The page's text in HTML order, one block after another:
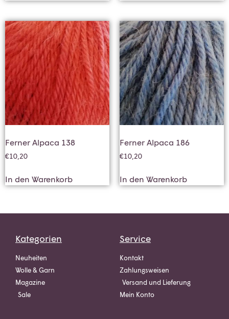
Ferner Alpaca 138
€10,20
In den Warenkorb
Ferner Alpaca 186
€10,20
In den Warenkorb
Kategorien
Neuheiten
Wolle & Garn
Magazine
Sale
Service
Kontakt
Zahlungsweisen
Versand und Lieferung
Mein Konto